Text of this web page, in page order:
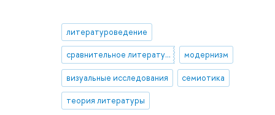
литературоведение
сравнительное литературоведение модернизм
визуальные исследования семиотика
теория литературы